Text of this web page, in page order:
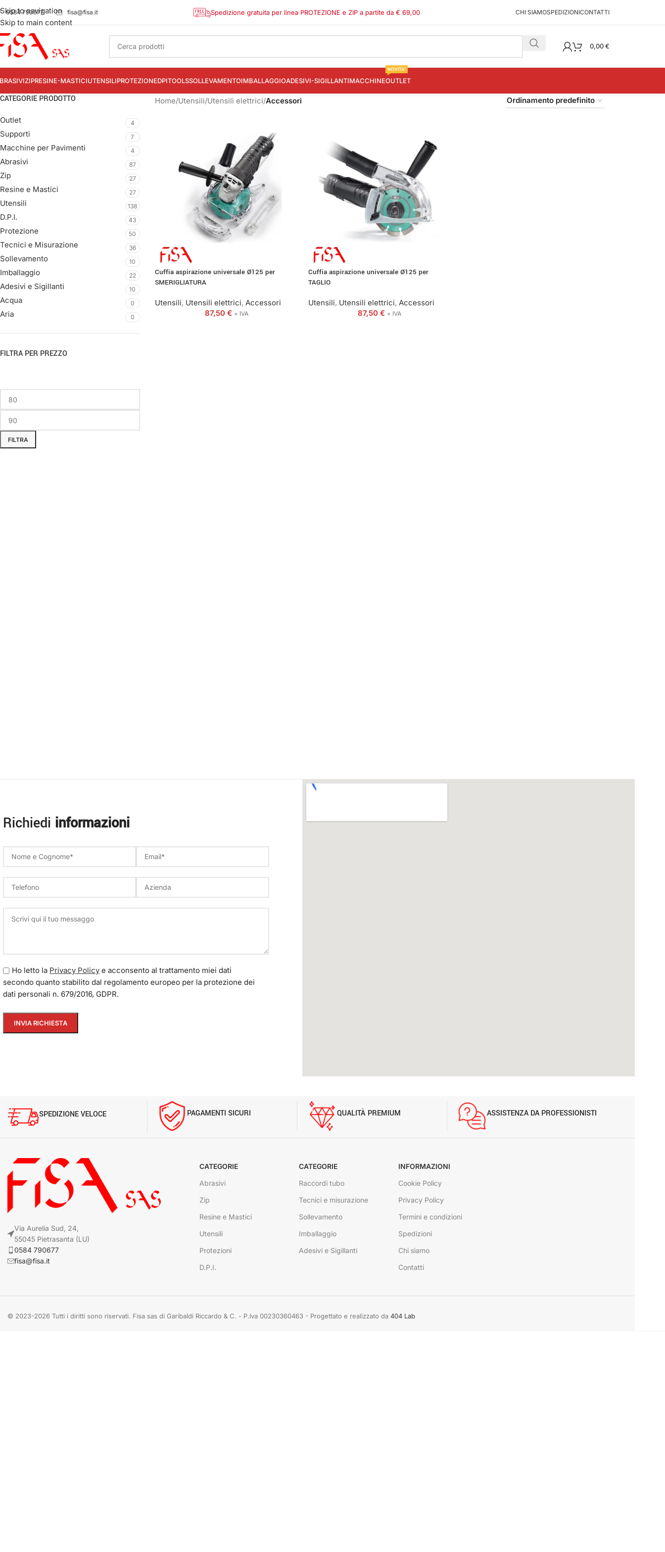
Skip to navigation
Skip to main content
0584 790677 fisa@fisa.it Spedizione gratuita per linea PROTEZIONE e ZIP a partite da € 69,00 CHI SIAMOSPEDIZIONICONTATTI
0,00€
ZIPRESINE-MASTICIUTENSILIPROTEZIONEDPITOOLSSOLLEVAMENTOIMBALLAGGIOADESIVI-SIGILLANTIMACCHINEOUTLET
NOVITA'
CATEGORIE PRODOTTO
Outlet 4
Supporti 7
Macchine per Pavimenti 4
Abrasivi 87
Zip 27
Resine e Mastici 27
Utensili 138
D.P.I. 43
Protezione 50
Tecnici e Misurazione 36
Sollevamento 10
Imballaggio 22
Adesivi e Sigillanti 10
Acqua 0
Aria 0
FILTRA PER PREZZO
FILTRA
Home/Utensili/Utensili elettrici/Accessori
Cuffia aspirazione universale Ø125 per
SMERIGLIATURA
Utensili, Utensili elettrici, Accessori
87,50 € + IVA
Cuffia aspirazione universale Ø125 per
TAGLIO
Utensili, Utensili elettrici, Accessori
87,50€ + IVA
Richiedi informazioni
Ho letto la Privacy Policy e acconsento al trattamento miei dati
secondo quanto stabilito dal regolamento europeo per la protezione dei
dati personali n. 679/2016, GDPR.
SPEDIZIONE VELOCE PAGAMENTI SICURI QUALITÀ PREMIUM ASSISTENZA DA PROFESSIONISTI
Via Aurelia Sud, 24,
55045 Pietrasanta (LU)
0584 790677
fisa@fisa.it
CATEGORIE
Abrasivi
Zip
Resine e Mastici
Utensili
Protezioni
D.P.I.
CATEGORIE
Raccordi tubo
Tecnici e misurazione
Sollevamento
Imballaggio
Adesivi e Sigillanti
INFORMAZIONI
Cookie Policy
Privacy Policy
Termini e condizioni
Spedizioni
Chi siamo
Contatti
© 2023-2026 Tutti i diritti sono riservati. Fisa sas di Garibaldi Riccardo & C. - P.Iva 00230360463 - Progettato e realizzato da 404 Lab